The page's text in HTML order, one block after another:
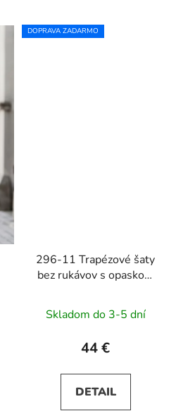
DOPRAVA ZADARMO
296-11 Trapézové šaty
bez rukávov s opaskom
Skladom do 3-5 dní
44 €
DETAIL